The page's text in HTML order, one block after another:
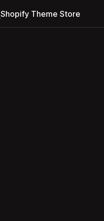
Shopify Theme Store